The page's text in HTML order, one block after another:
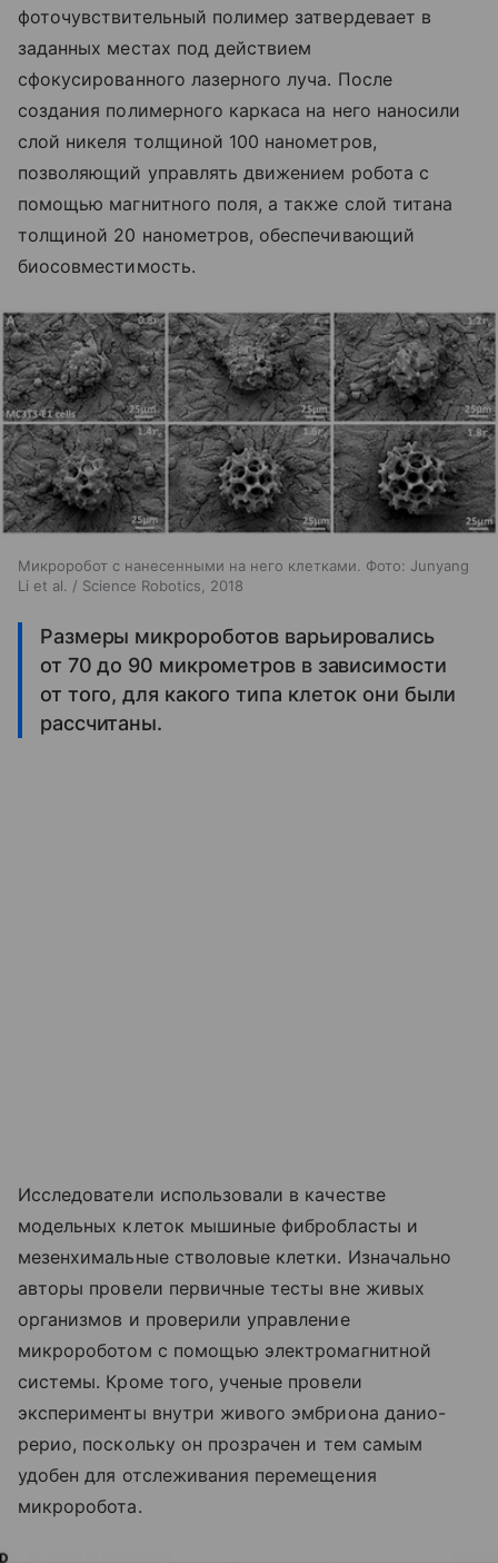
фоточувствительный полимер затвердевает в
заданных местах под действием
сфокусированного лазерного луча. После
создания полимерного каркаса на него наносили
слой никеля толщиной 100 нанометров,
позволяющий управлять движением робота с
помощью магнитного поля, а также слой титана
толщиной 20 нанометров, обеспечивающий
биосовместимость.
Микроробот с нанесенными на него клетками. Фото: Junyang
Li et al. / Science Robotics, 2018
Размеры микророботов варьировались
от 70 до 90 микрометров в зависимости
от того, для какого типа клеток они были
рассчитаны.
Исследователи использовали в качестве
модельных клеток мышиные фибробласты и
мезенхимальные стволовые клетки. Изначально
авторы провели первичные тесты вне живых
организмов и проверили управление
микророботом с помощью электромагнитной
системы. Кроме того, ученые провели
эксперименты внутри живого эмбриона данио-
рерио, поскольку он прозрачен и тем самым
удобен для отслеживания перемещения
микроробота.